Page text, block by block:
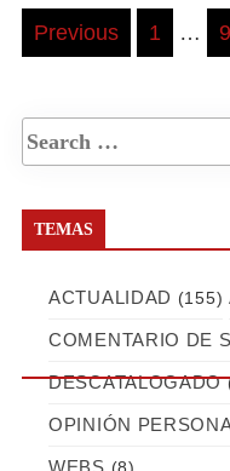
Posts
Previous 1 … 9
TEMAS
ACTUALIDAD (155)
COMENTARIO DE
DESCATALOGADO
OPINIÓN